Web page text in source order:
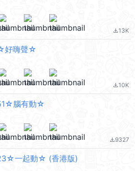
file_download13K
好嗨聲☆
file_download10K
腦有動☆
file_download9327
一起動☆ (香港版)